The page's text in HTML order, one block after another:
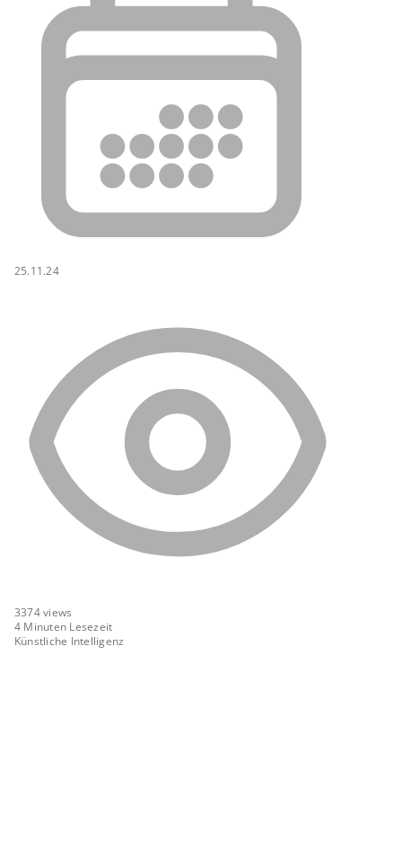
25.11.24
3374views
4 Minuten Lesezeit
Künstliche Intelligenz